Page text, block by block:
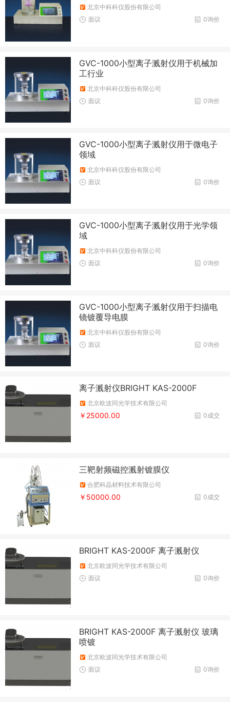
北京中科科仪股份有限公司
0询价
面议
GVC-1000小型离子溅射仪用于机械加
工行业
北京中科科仪股份有限公司
0询价
面议
GVC-1000小型离子溅射仪用于微电子
领域
北京中科科仪股份有限公司
0询价
面议
GVC-1000小型离子溅射仪用于光学领
域
北京中科科仪股份有限公司
0询价
面议
GVC-1000小型离子溅射仪用于扫描电
镜镀覆导电膜
北京中科科仪股份有限公司
0询价
面议
离子溅射仪BRIGHT KAS-2000F
北京欧波同光学技术有限公司
0成交
￥25000.00
三靶射频磁控溅射镀膜仪
合肥科晶材料技术有限公司
0成交
￥50000.00
BRIGHT KAS-2000F 离子溅射仪
北京欧波同光学技术有限公司
0询价
面议
BRIGHT KAS-2000F 离子溅射仪 玻璃
喷镀
北京欧波同光学技术有限公司
0询价
面议